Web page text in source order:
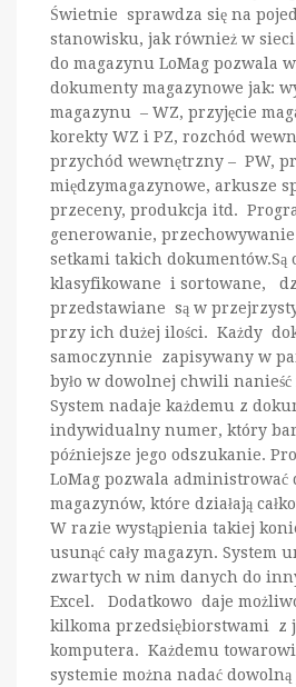
Świetnie sprawdza się na
stanowisku, jak również w
do magazynu LoMag pozwala
dokumenty magazynowe jak:
magazynu – WZ, przyjęcie
korekty WZ i PZ, rozchód
przychód wewnętrzny – PW,
międzymagazynowe, arkusze
przeceny, produkcja itd.
generowanie,
setkami takich dokumentów.Są
klasyfikowane i sortowane,
przedstawiane są w
przy ich dużej ilości. Każdy
samoczynnie zapisywany w
było w dowolnej chwili
System nadaje każdemu z
indywidualny numer, który
późniejsze jego odszukanie.
LoMag pozwala administrować
magazynów, które działają
W razie wystąpienia takiej
usunąć cały magazyn. System
zwartych w nim danych do
Excel. Dodatkowo daje
kilkoma przedsiębiorstwami z
komputera. Każdemu
systemie można nadać